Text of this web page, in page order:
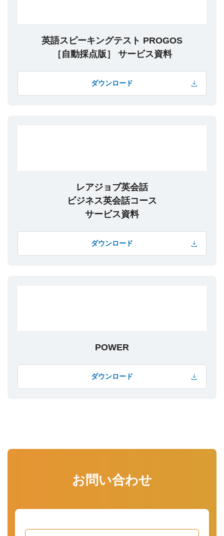
英語スピーキングテスト PROGOS
［自動採点版］ サービス資料
ダウンロード
レアジョブ英会話
ビジネス英会話コース
サービス資料
ダウンロード
POWER
ダウンロード
お問い合わせ